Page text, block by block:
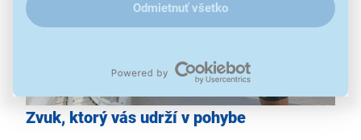
Odmietnuť všetko
Zvuk, ktorý vás udrží v pohybe